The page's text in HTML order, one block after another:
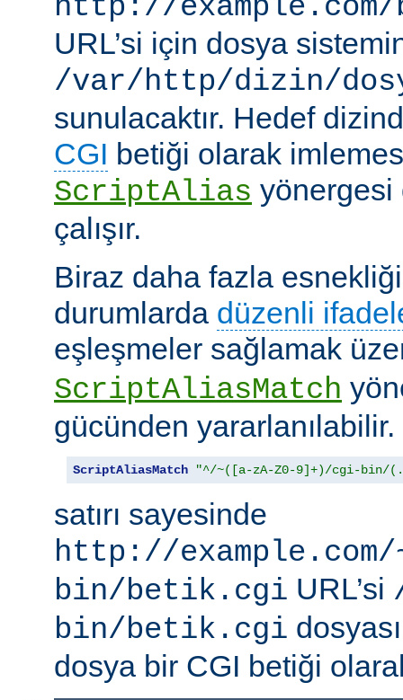
http://
URL’si için dosya
/var/http/dizin/
sunulacaktır. Hedef
CGI betiği olarak
ScriptAlias yönergesi
çalışır.
Biraz daha fazla
durumlarda düzenli
eşleşmeler sağlamak
ScriptAliasMatch
gücünden
ScriptAliasMatch "^/~([a-zA-Z0-9]+)/cgi-bin/
satırı sayesinde
http://
bin/betik.cgi URL’si
bin/betik.cgi
dosya bir CGI betiği olarak